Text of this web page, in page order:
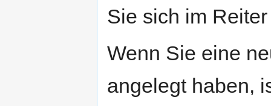
Sie sich im
Wenn Sie eine
angelegt haben,